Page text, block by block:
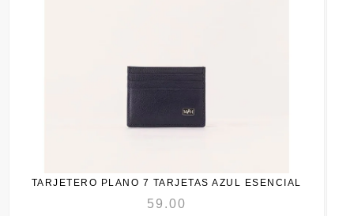
TARJETERO PLANO 7 TARJETAS AZUL ESENCIAL
59.00